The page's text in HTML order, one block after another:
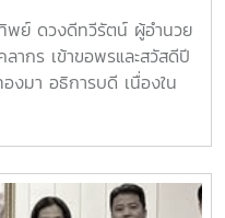
พย์ ดวงดีทวีรัตน์ ผู้อำนวย
กร เข้าขอพรและสวัสดีปี
งมา อธิการบดี เนื่องใน